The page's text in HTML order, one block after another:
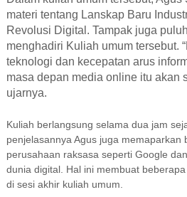
materi tentang Lanskap Baru
Revolusi Digital. Tampak juga
menghadiri Kuliah umum tersebut.
teknologi dan kecepatan arus
masa depan media online itu akan
ujarnya.
Kuliah berlangsung selama dua jam
penjelasannya Agus juga memaparkan
perusahaan raksasa seperti Google
dunia digital. Hal ini membuat
di sesi akhir kuliah umum.